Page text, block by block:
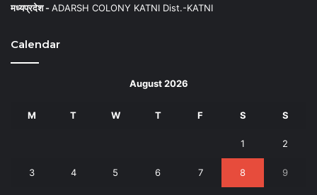
मध्यप्रदेश -ADARSH COLONY KATNI Dist.-KATNI
Calendar
August 2026
M T W T F S S
1 2
3 4 5 6 7 8 9